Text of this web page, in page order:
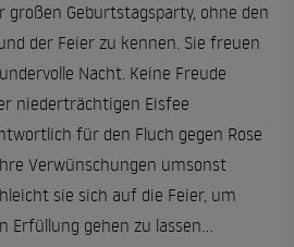
großen Geburtstagsparty, ohne den
der Feier zu kennen. Sie freuen
Nacht. Keine Freude
niederträchtigen Eisfee
für den Fluch gegen Rose
Verwünschungen umsonst
sie sich auf die Feier, um
Erfüllung gehen zu lassen...